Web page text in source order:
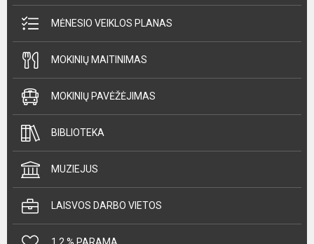
MĖNESIO VEIKLOS PLANAS
MOKINIŲ MAITINIMAS
MOKINIŲ PAVĖŽĖJIMAS
BIBLIOTEKA
MUZIEJUS
LAISVOS DARBO VIETOS